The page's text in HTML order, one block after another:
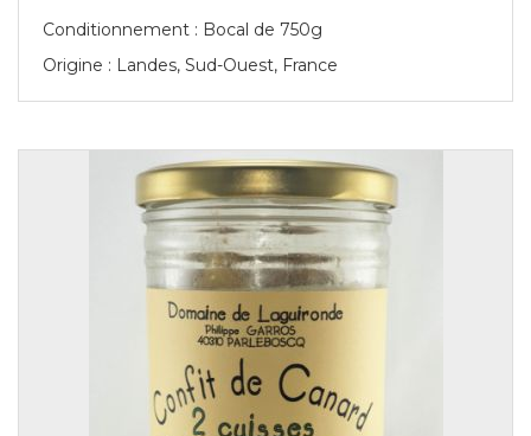
Conditionnement : Bocal de 750g
Origine : Landes, Sud-Ouest, France